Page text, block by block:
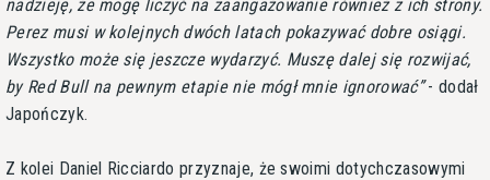
nadzieję, że mogę liczyć na zaangażowanie również z ich strony.
Perez musi w kolejnych dwóch latach pokazywać dobre osiągi.
Wszystko może się jeszcze wydarzyć. Muszę dalej się rozwijać,
by Red Bull na pewnym etapie nie mógł mnie ignorować - dodał
Japończyk.
Z kolei Daniel Ricciardo przyznaje, że swoimi dotychczasowymi